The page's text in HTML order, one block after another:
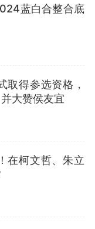
蓝白合整合底
取得参选资格，
大赞侯友宜
在柯文哲、朱立